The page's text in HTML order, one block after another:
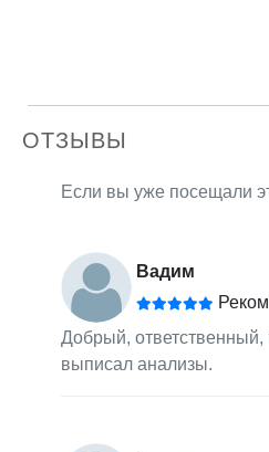
ОТЗЫВЫ
Если вы уже посещали
Вадим
Добрый, ответственный,
выписал анализы.